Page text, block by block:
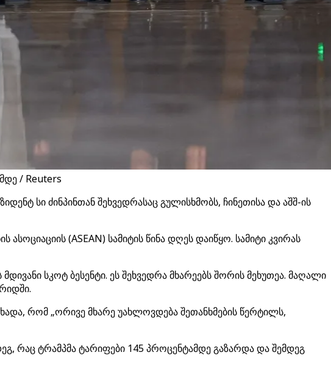
/ Reuters
სი ძინპინთან შეხვედრასაც გულისხმობს, ჩინეთისა და აშშ-ის
(ASEAN) სამიტის წინა დღეს დაიწყო. სამიტი კვირას
სკოტ ბესენტი. ეს შეხვედრა მხარეებს შორის მეხუთეა. მაღალი
რომ „ორივე მხარე უახლოვდება შეთანხმების წერტილს,
რაც ტრამპმა ტარიფები 145 პროცენტამდე გაზარდა და შემდეგ